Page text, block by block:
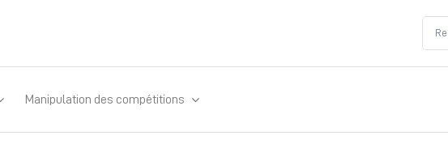
for:
Manipulation des compétitions